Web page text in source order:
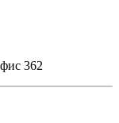
362